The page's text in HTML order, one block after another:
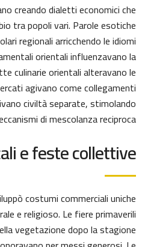
creando dialetti economici che
tra popoli vari. Parole esotiche
regionali arricchendo le idiomi
orientali influenzavano la
culinarie orientali alteravano le
agivano come collegamenti
civiltà separate, stimolando
di mescolanza reciproca.
e feste collettive
costumi commerciali uniche
e religioso. Le fiere primaverili
vegetazione dopo la stagione